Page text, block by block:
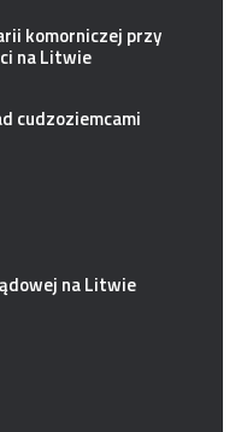
komorniczej przy
na Litwie
cudzoziemcami
na Litwie